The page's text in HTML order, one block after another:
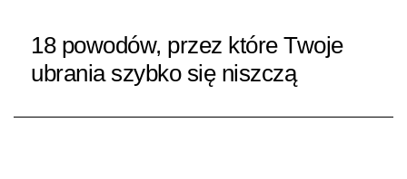
18 powodów, przez które Twoje
ubrania szybko się niszczą